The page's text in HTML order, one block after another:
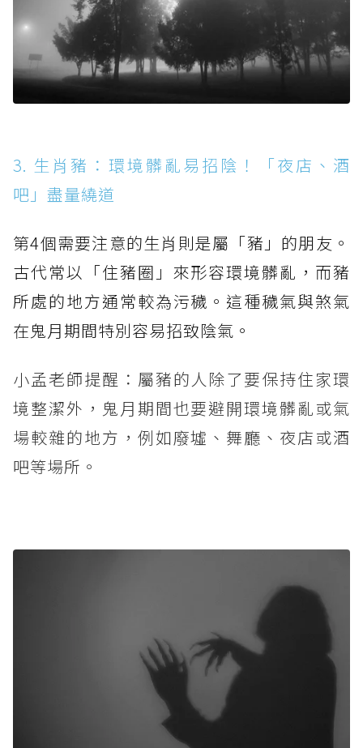
3. 生肖豬：環境髒亂易招陰！「夜店、酒
吧」盡量繞道
第4個需要注意的生肖則是屬「豬」的朋友。
古代常以「住豬圈」來形容環境髒亂，而豬
所處的地方通常較為污穢。這種穢氣與煞氣
在鬼月期間特別容易招致陰氣。
小孟老師提醒：屬豬的人除了要保持住家環
境整潔外，鬼月期間也要避開環境髒亂或氣
場較雜的地方，例如廢墟、舞廳、夜店或酒
吧等場所。